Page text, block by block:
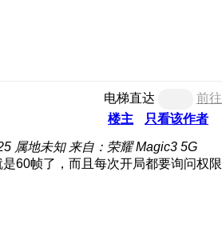
电梯直达
前往
楼主
只看该作者
属地未知 来自：荣耀 Magic3 5G
60帧了，而且每次开局都要询问权限